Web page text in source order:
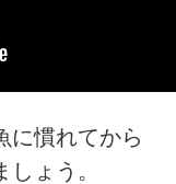
に慣れてから
ょう。